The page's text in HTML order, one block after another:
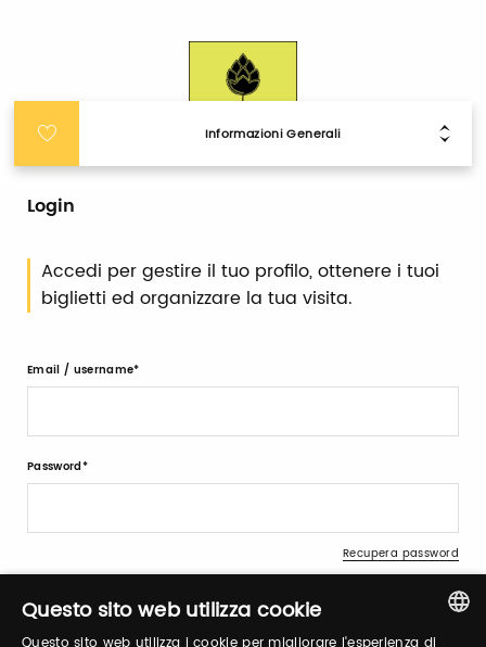
Informazioni Generali
Login
Accedi per gestire il tuo profilo, ottenere i tuoi
biglietti ed organizzare la tua visita.
Email / username
Password
Recupera password
Questo sito web utilizza cookie